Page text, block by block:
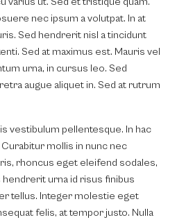
nec ipsum a volutpat. In at
Sed hendrerit nisl a tincidunt
Sed at maximus est. Mauris vel
urna, in cursus leo. Sed
augue aliquet in. Sed at rutrum
vestibulum pellentesque. In hac
mollis in nunc nec
rhoncus eget eleifend sodales,
urna id risus finibus
tellus. Integer molestie eget
felis, at tempor justo. Nulla